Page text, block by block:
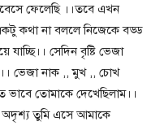
ফেলেছি ।।তবে এখন
কথা না বললে নিজেকে বড্ড
সেদিন বৃষ্টি ভেজা
ভেজা নাক ,, মুখ ,, চোখ
ভাবে তোমাকে দেখেছিলাম।।
অদৃশ্য তুমি এসে আমাকে